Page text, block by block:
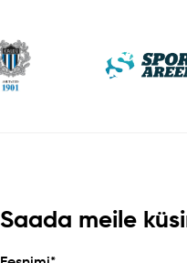
Saada meile